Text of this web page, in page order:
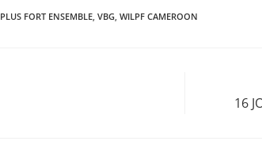
PLUS FORT ENSEMBLE, VBG, WILPF CAMEROON
16